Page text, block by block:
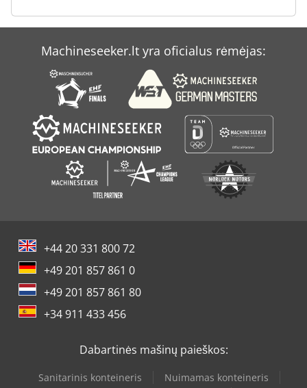
Machineseeker.lt yra oficialus rėmėjas:
+44 20 331 800 72
+49 201 857 861 0
+49 201 857 861 80
+34 911 433 456
Dabartinės mašinų paieškos:
Sanitarinis konteineris
Nuimamas konteineris